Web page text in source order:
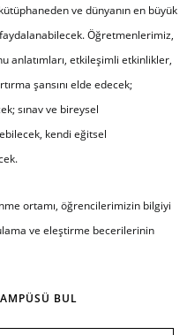
ve dünyanın en büyük
Öğretmenlerimiz,
anlatımları, etkileşimli etkinlikler,
şansını elde edecek;
sınav ve bireysel
kendi eğitsel
ortamı, öğrencilerimizin bilgiyi
ve eleştirme becerilerinin
BUL